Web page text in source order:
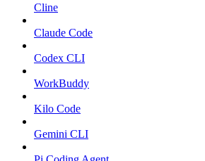
Cline
Claude Code
Codex CLI
WorkBuddy
Kilo Code
Gemini CLI